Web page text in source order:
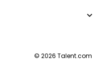
© 2026 Talent.com